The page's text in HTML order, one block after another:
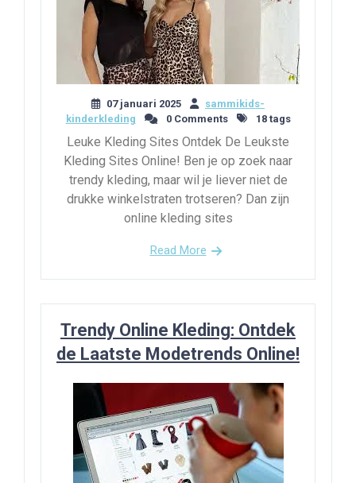
07 januari 2025
sammikids-
kinderkleding
0 Comments 18 tags
Leuke Kleding Sites Ontdek De Leukste
Kleding Sites Online! Ben je op zoek naar
trendy kleding, maar wil je liever niet de
drukke winkelstraten trotseren? Dan zijn
online kleding sites
Read More
Trendy Online Kleding: Ontdek
de Laatste Modetrends Online!